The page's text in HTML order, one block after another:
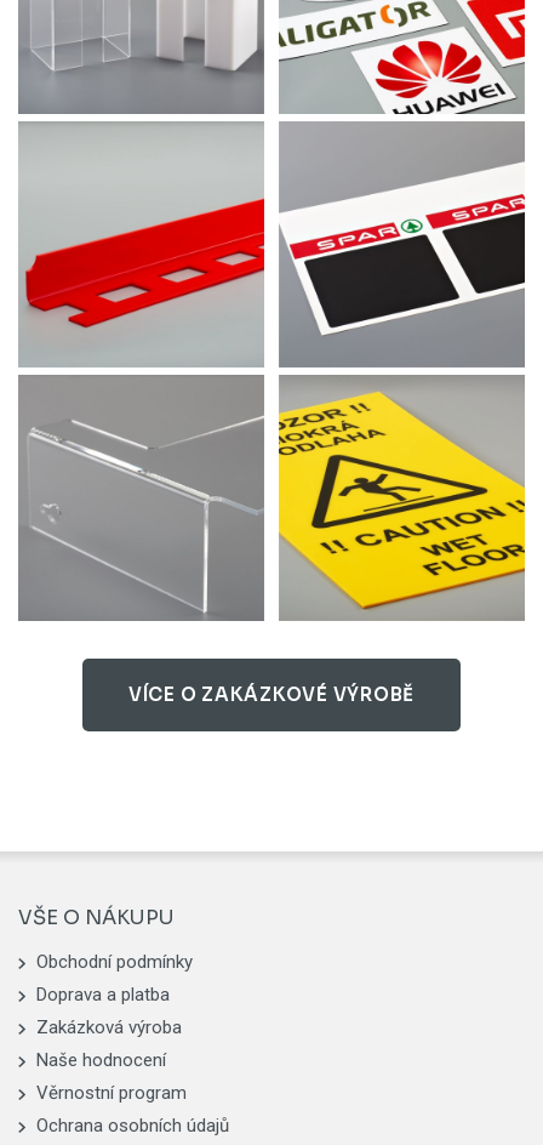
VÍCE O ZAKÁZKOVÉ VÝROBĚ
VŠE O NÁKUPU
Obchodní podmínky
Doprava a platba
Zakázková výroba
Naše hodnocení
Věrnostní program
Ochrana osobních údajů